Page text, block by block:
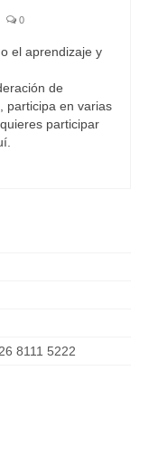
0
el aprendizaje y
de
participa en varias
participar
8111 5222